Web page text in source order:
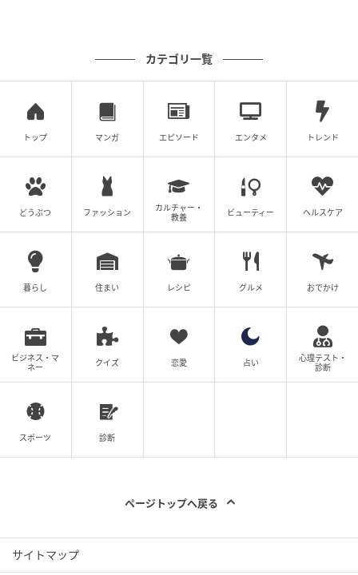
カテゴリ一覧
トップ マンガ エピソード エンタメ トレンド
どうぶつ ファッション
カルチャー・
教養
ビューティー ヘルスケア
暮らし 住まい レシピ グルメ おでかけ
ビジネス・マ
ネー
クイズ 恋愛 占い
心理テスト・
診断
スポーツ 診断
ページトップへ戻る
サイトマップ